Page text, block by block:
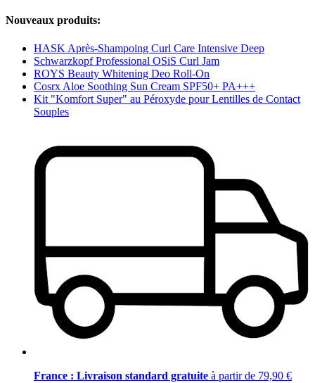
Nouveaux produits:
HASK Après-Shampoing Curl Care Intensive Deep
Schwarzkopf Professional OSiS Curl Jam
ROYS Beauty Whitening Deo Roll-On
Cosrx Aloe Soothing Sun Cream SPF50+ PA+++
Kit "Komfort Super" au Péroxyde pour Lentilles de Contact
Souples
France : Livraison standard gratuite à partir de 79,90 €